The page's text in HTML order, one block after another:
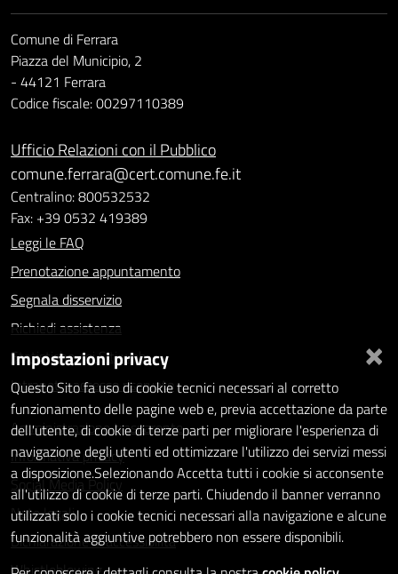
Comune di Ferrara
Piazza del Municipio, 2
- 44121 Ferrara
Codice fiscale: 00297110389
Ufficio Relazioni con il Pubblico
comune.ferrara@cert.comune.fe.it
Centralino: 800532532
Fax: +39 0532 419389
Leggi le FAQ
Prenotazione appuntamento
Segnala disservizio
Richiedi assistenza
Statistiche dei Siti web
Intranet - accesso riservato
Amministrazione trasparente
Informativa privacy
Social Media Policy
Note legali
Dichiarazione di accessibilità
Whistleblowing
×
Impostazioni privacy
Questo Sito fa uso di cookie tecnici necessari al corretto
funzionamento delle pagine web e, previa accettazione da parte
dell'utente, di cookie di terze parti per migliorare l'esperienza di
navigazione degli utenti ed ottimizzare l'utilizzo dei servizi messi
a disposizione.Selezionando Accetta tutti i cookie si acconsente
all'utilizzo di cookie di terze parti. Chiudendo il banner verranno
utilizzati solo i cookie tecnici necessari alla navigazione e alcune
funzionalità aggiuntive potrebbero non essere disponibili.